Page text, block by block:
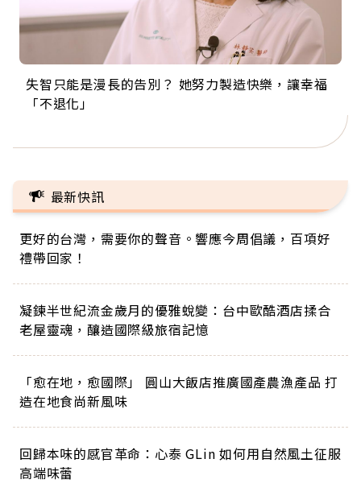
失智只能是漫長的告別？ 她努力製造快樂，讓幸福
「不退化」
來自剛果的巧克力神父 為台灣奉獻36年 「台灣是我
的家，我連作夢都講台語！」
63歲卸矽谷副總、搬回台灣找快樂！「蛋黃哥小
丑」走進安養院，逗樂上萬爺奶：退休後才開始真
104歲打破金氏世界紀錄 成為全球最年長羽球選
手，分享長壽的秘密原來是「這個」
事業巔峰他選擇追夢…黑手阿伯拉小提琴還登上小
巨蛋！連CNN都大讚！
最新快訊
更好的台灣，需要你的聲音。響應今周倡議，百項好
禮帶回家！
凝鍊半世紀流金歲月的優雅蛻變：台中歐酷酒店揉合
老屋靈魂，釀造國際級旅宿記憶
「愈在地，愈國際」 圓山大飯店推廣國產農漁產品 打
造在地食尚新風味
回歸本味的感官革命：心泰 GLin 如何用自然風土征服
高端味蕾